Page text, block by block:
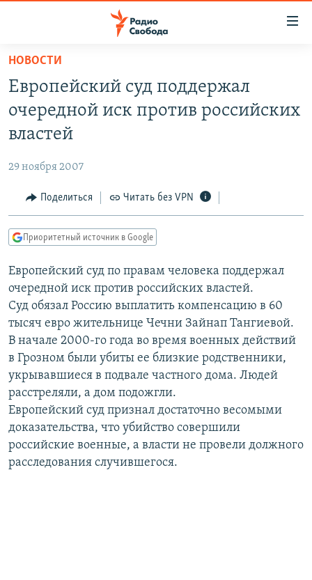
упрощенного
доступа
основному
Вернутся
Вернутся
поиску
ПОДКАСТЫ
АВТОРСКИЕ ПРОЕКТЫ
МНЕНИЯ
КУЛЬТУРА
КАВКАЗ.РЕАЛИИ
СЕВЕР.РЕАЛИИ
СИБИРЬ.РЕАЛИИ
РАСПИСАНИЕ ВЕЩАНИЯ
ПОДПИШИТЕСЬ НА РАССЫЛКУ
НОВОСТИ
Европейский суд поддержал
очередной иск против российских
властей
29 ноября 2007
Поделиться Читать без VPN
Приоритетный источник в Google
Европейский суд по правам человека поддержал
очередной иск против российских властей.
Суд обязал Россию выплатить компенсацию в 60
тысяч евро жительнице Чечни Зайнап Тангиевой.
В начале 2000-го года во время военных действий
в Грозном были убиты ее близкие родственники,
укрывавшиеся в подвале частного дома. Людей
расстреляли, а дом подожгли.
Европейский суд признал достаточно весомыми
доказательства, что убийство совершили
российские военные, а власти не провели должного
расследования случившегося.